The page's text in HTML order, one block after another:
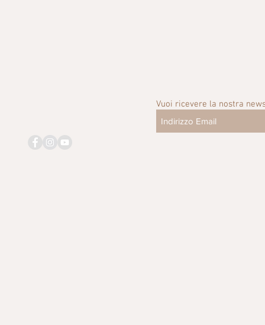
Vuoi ricevere la nostra